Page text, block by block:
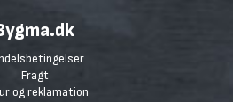
Fragt
og reklamation